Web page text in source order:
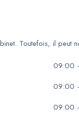
Toutefois, il peut
09:00
09:00
09:00